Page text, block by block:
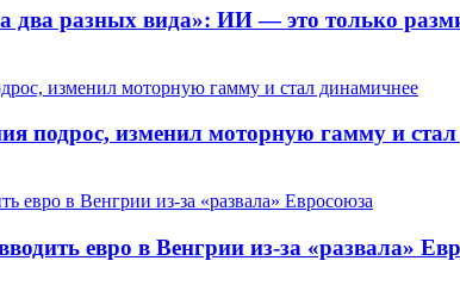
два разных вида»: ИИ — это только
подрос, изменил моторную гамму и
евро в Венгрии из-за «развала»